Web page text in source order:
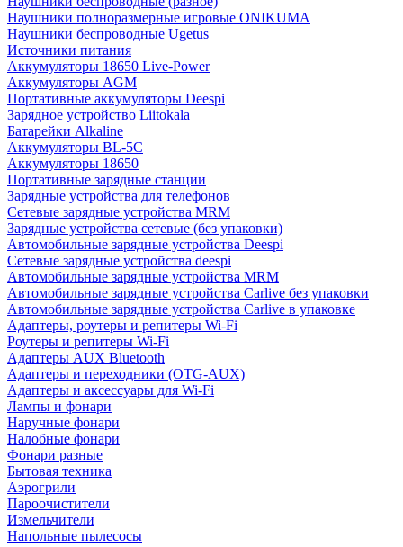
Наушники полноразмерные игровые ONIKUMA
Наушники беспроводные Ugetus
Источники питания
Аккумуляторы 18650 Live-Power
Аккумуляторы АGM
Портативные аккумуляторы Deespi
Зарядное устройство Liitokala
Батарейки Alkaline
Аккумуляторы BL-5C
Аккумуляторы 18650
Портативные зарядные станции
Зарядные устройства для телефонов
Сетевые зарядные устройства MRM
Зарядные устройства сетевые (без упаковки)
Автомобильные зарядные устройства Deespi
Сетевые зарядные устройства deespi
Автомобильные зарядные устройства MRM
Автомобильные зарядные устройства Carlive без упаковки
Автомобильные зарядные устройства Carlive в упаковке
Адаптеры, роутеры и репитеры Wi-Fi
Роутеры и репитеры Wi-Fi
Адаптеры AUX Bluetooth
Адаптеры и переходники (OTG-AUX)
Адаптеры и аксессуары для Wi-Fi
Лампы и фонари
Наручные фонари
Налобные фонари
Фонари разные
Бытовая техника
Аэрогрили
Пароочистители
Измельчители
Напольные пылесосы